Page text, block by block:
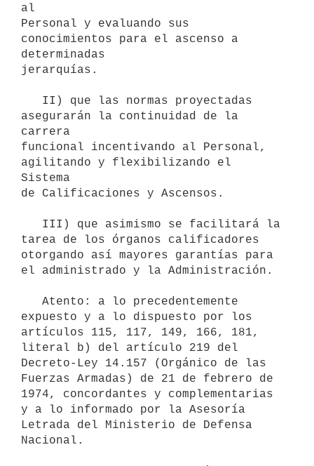
al
Personal y evaluando sus
conocimientos para el ascenso a
determinadas
jerarquías.
asegurarán la continuidad de la
carrera
funcional incentivando al Personal,
agilitando y flexibilizando el
Sistema
de Calificaciones y Ascensos.
tarea de los órganos calificadores
otorgando así mayores garantías para
el administrado y la Administración.
expuesto y a lo dispuesto por los
artículos 115, 117, 149, 166, 181,
literal b) del artículo 219 del
Decreto-Ley 14.157 (Orgánico de las
Fuerzas Armadas) de 21 de febrero de
1974, concordantes y complementarias
y a lo informado por la Asesoría
Letrada del Ministerio de Defensa
Nacional.